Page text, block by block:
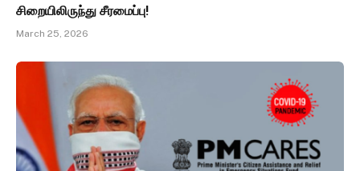
சிறையிலிருந்து சீரமைப்பு!
March 25, 2026